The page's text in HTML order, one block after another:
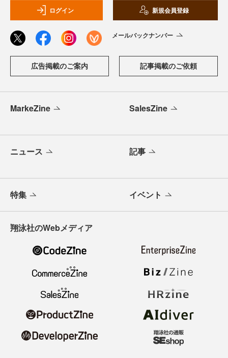
ログイン 新規会員登録
メールバックナンバー
広告掲載のご案内 記事掲載のご依頼
MarkeZine SalesZine
ニュース 記事
特集 イベント
翔泳社のWebメディア